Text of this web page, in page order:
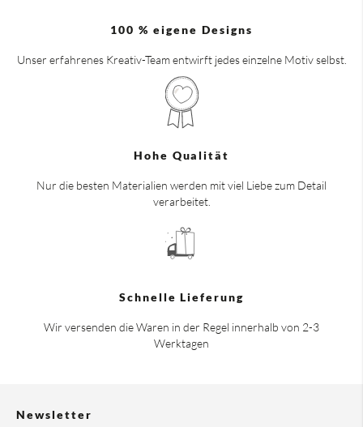
100 % eigene Designs
Unser erfahrenes Kreativ-Team entwirft jedes einzelne Motiv selbst.
Hohe Qualität
Nur die besten Materialien werden mit viel Liebe zum Detail
verarbeitet.
Schnelle Lieferung
Wir versenden die Waren in der Regel innerhalb von 2-3
Werktagen
Newsletter